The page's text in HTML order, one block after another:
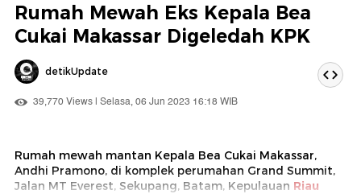
Rumah Mewah Eks Kepala Bea
Cukai Makassar Digeledah KPK
detikUpdate
39,770 Views | Selasa, 06 Jun 2023 16:18 WIB
Rumah mewah mantan Kepala Bea Cukai Makassar,
Andhi Pramono, di komplek perumahan Grand Summit,
Jalan MT Everest, Sekupang, Batam, Kepulauan Riau